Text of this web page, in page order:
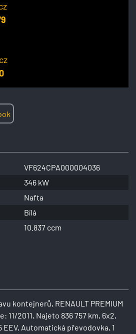
VF624CPA000004036
346 kW
Nafta
Bílá
10.837 ccm
kontejnerů, RENAULT PREMIUM
11/2011, Najeto 836 757 km, 6x2,
Automatická převodovka, 1